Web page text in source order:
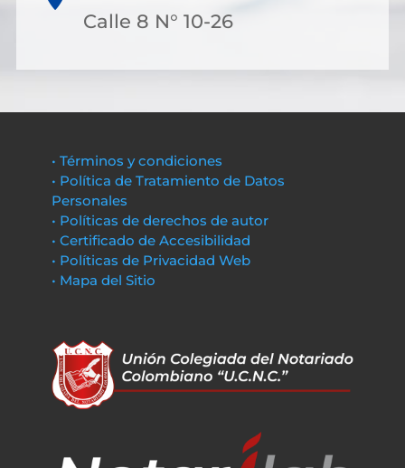
Calle 8 N° 10-26
• Términos y condiciones
• Política de Tratamiento de Datos
Personales
• Políticas de derechos de autor
• Certificado de Accesibilidad
• Políticas de Privacidad Web
• Mapa del Sitio